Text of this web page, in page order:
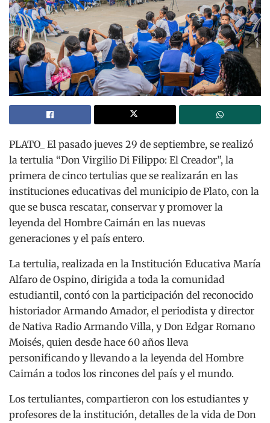
PLATO_ El pasado jueves 29 de septiembre, se realizó
la tertulia “Don Virgilio Di Filippo: El Creador”, la
primera de cinco tertulias que se realizarán en las
instituciones educativas del municipio de Plato, con la
que se busca rescatar, conservar y promover la
leyenda del Hombre Caimán en las nuevas
generaciones y el país entero.
La tertulia, realizada en la Institución Educativa María
Alfaro de Ospino, dirigida a toda la comunidad
estudiantil, contó con la participación del reconocido
historiador Armando Amador, el periodista y director
de Nativa Radio Armando Villa, y Don Edgar Romano
Moisés, quien desde hace 60 años lleva
personificando y llevando a la leyenda del Hombre
Caimán a todos los rincones del país y el mundo.
Los tertuliantes, compartieron con los estudiantes y
profesores de la institución, detalles de la vida de Don